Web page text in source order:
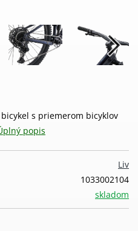
s priemerom bicyklov
popis
Liv
1033002104
skladom